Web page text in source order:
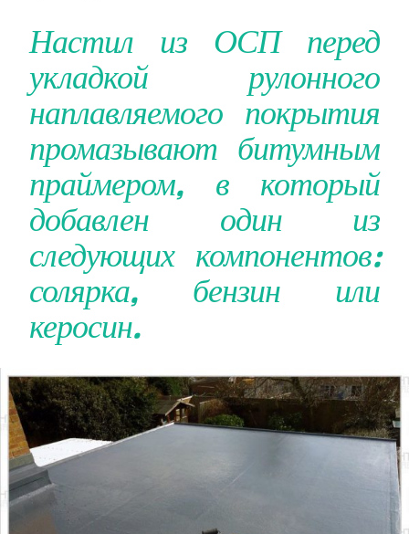
Настил из ОСП перед
укладкой рулонного
наплавляемого покрытия
промазывают битумным
праймером, в который
добавлен один из
следующих компонентов:
солярка, бензин или
керосин.